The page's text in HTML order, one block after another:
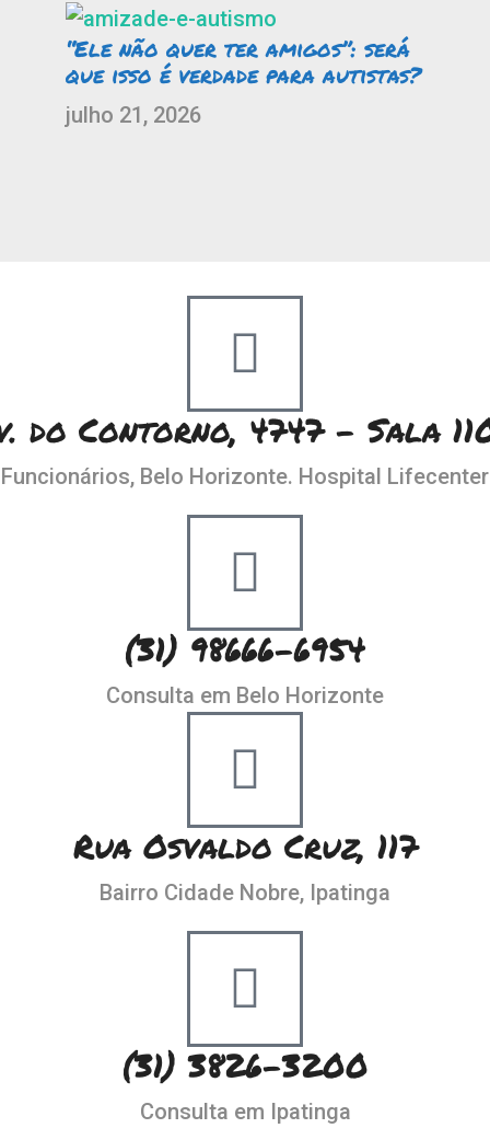
“Ele não quer ter amigos”: será
que isso é verdade para autistas?
julho 21, 2026
do Contorno, 4747 - Sala
Funcionários, Belo Horizonte. Hospital Lifecenter
(31) 98666-6954
Consulta em Belo Horizonte
Rua Osvaldo Cruz, 117
Bairro Cidade Nobre, Ipatinga
(31) 3826-3200
Consulta em Ipatinga